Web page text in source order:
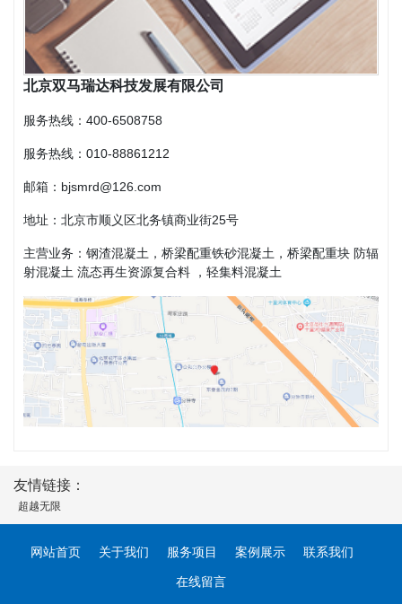
北京双马瑞达科技发展有限公司
服务热线：400-6508758
服务热线： 010-88861212
邮箱：bjsmrd@126.com
地址：北京市顺义区北务镇商业街25号
主营业务：钢渣混凝土，桥梁配重铁砂混凝土，桥梁配重块 防辐
射混凝土 流态再生资源复合料 ，轻集料混凝土
友情链接：
超越无限
网站首页 关于我们 服务项目 案例展示 联系我们
在线留言